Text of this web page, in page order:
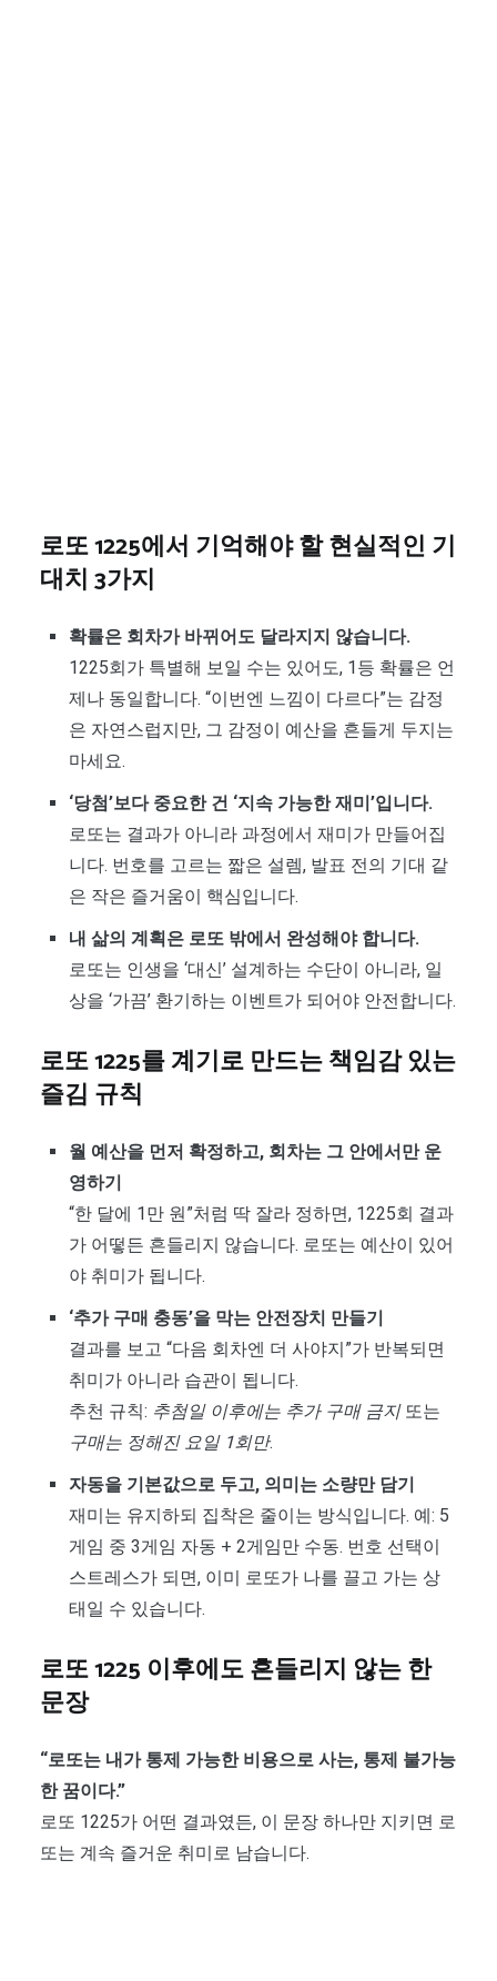
로또 1225에서 기억해야 할 현실적인 기
대치 3가지
확률은 회차가 바뀌어도 달라지지 않습니다.
1225회가 특별해 보일 수는 있어도, 1등 확률은 언
제나 동일합니다. “이번엔 느낌이 다르다”는 감정
은 자연스럽지만, 그 감정이 예산을 흔들게 두지는
마세요.
‘당첨’보다 중요한 건 ‘지속 가능한 재미’입니다.
로또는 결과가 아니라 과정에서 재미가 만들어집
니다. 번호를 고르는 짧은 설렘, 발표 전의 기대 같
은 작은 즐거움이 핵심입니다.
내 삶의 계획은 로또 밖에서 완성해야 합니다.
로또는 인생을 ‘대신’ 설계하는 수단이 아니라, 일
상을 ‘가끔’ 환기하는 이벤트가 되어야 안전합니다.
로또 1225를 계기로 만드는 책임감 있는
즐김 규칙
월 예산을 먼저 확정하고, 회차는 그 안에서만 운
영하기
“한 달에 1만 원”처럼 딱 잘라 정하면, 1225회 결과
가 어떻든 흔들리지 않습니다. 로또는 예산이 있어
야 취미가 됩니다.
‘추가 구매 충동’을 막는 안전장치 만들기
결과를 보고 “다음 회차엔 더 사야지”가 반복되면
취미가 아니라 습관이 됩니다.
추천 규칙: 추첨일 이후에는 추가 구매 금지또는
구매는 정해진 요일 1회만.
자동을 기본값으로 두고, 의미는 소량만 담기
재미는 유지하되 집착은 줄이는 방식입니다. 예: 5
게임 중 3게임 자동 + 2게임만 수동. 번호 선택이
스트레스가 되면, 이미 로또가 나를 끌고 가는 상
태일 수 있습니다.
로또 1225 이후에도 흔들리지 않는 한
문장
“로또는 내가 통제 가능한 비용으로 사는, 통제 불가능
한 꿈이다.”
로또 1225가 어떤 결과였든, 이 문장 하나만 지키면 로
또는 계속 즐거운 취미로 남습니다.